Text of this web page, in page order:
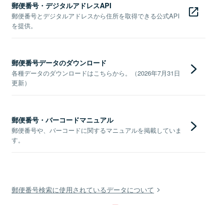
郵便番号・デジタルアドレスAPI
郵便番号とデジタルアドレスから住所を取得できる公式API
を提供。
郵便番号データのダウンロード
各種データのダウンロードはこちらから。（2026年7月31日
更新）
郵便番号・バーコードマニュアル
郵便番号や、バーコードに関するマニュアルを掲載していま
す。
郵便番号検索に使用されているデータについて